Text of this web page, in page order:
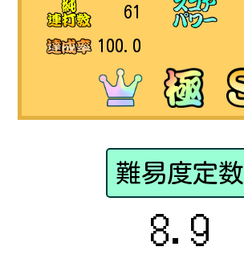
61
100.0
難易度定数
8.9